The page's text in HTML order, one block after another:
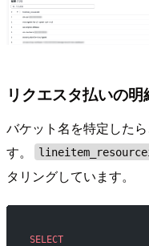
リクエスタ払いの
バケット名を特定した
す。
タリングしています。
SELECT